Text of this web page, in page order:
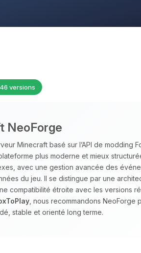
versions
NeoForge
Minecraft basé sur l’API de modding
plus moderne et mieux
avec une gestion avancée des
du jeu. Il se distingue par une
compatibilité étroite avec les versions
, nous recommandons
stable et orienté long terme.